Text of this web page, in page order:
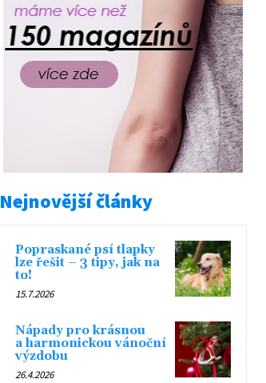
Nejnovější články
Popraskané psí tlapky
lze řešit – 3 tipy, jak na
to!
15.7.2026
Nápady pro krásnou
a harmonickou vánoční
výzdobu
26.4.2026